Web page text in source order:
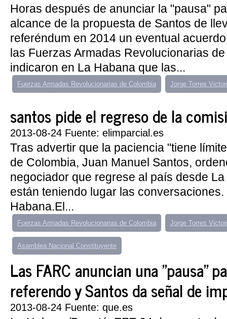
Horas después de anunciar la "pausa"
alcance de la propuesta de Santos de
referéndum en 2014 un eventual
las Fuerzas Armadas Revolucionarias
indicaron en La Habana que las...
Fuerzas Armadas Revolucionarias de Colombia Jorge Torres
santos pide el regreso de la
2013-08-24 Fuente: elimparcial.es
Tras advertir que la paciencia "tiene
de Colombia, Juan Manuel Santos,
negociador que regrese al país desde
están teniendo lugar las conversaciones.
Habana.El...
Fuerzas Armadas Revolucionarias de Colombia Jorge Torres
Asamblea Nacional Constituyente
Las FARC anuncian una "pausa"
referendo y Santos da señal de
2013-08-24 Fuente: que.es